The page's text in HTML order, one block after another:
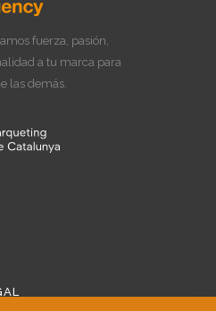
fuerza, pasión,
a tu marca para
las demás.